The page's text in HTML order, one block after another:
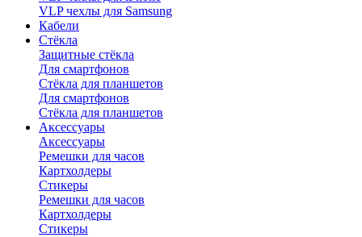
VLP чехлы для Samsung
Кабели
Стёкла
Защитные стёкла
Для смартфонов
Стёкла для планшетов
Для смартфонов
Стёкла для планшетов
Аксессуары
Аксессуары
Ремешки для часов
Картхолдеры
Стикеры
Ремешки для часов
Картхолдеры
Стикеры